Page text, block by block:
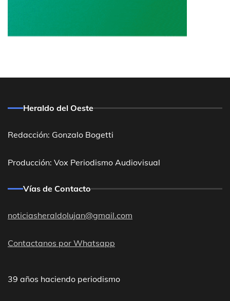
Heraldo del Oeste
Redacción: Gonzalo Bogetti
Producción: Vox Periodismo Audiovisual
Vías de Contacto
noticiasheraldolujan@gmail.com
Contactanos por Whatsapp
39 años haciendo periodismo